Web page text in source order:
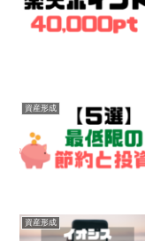
資産形成
資産形成